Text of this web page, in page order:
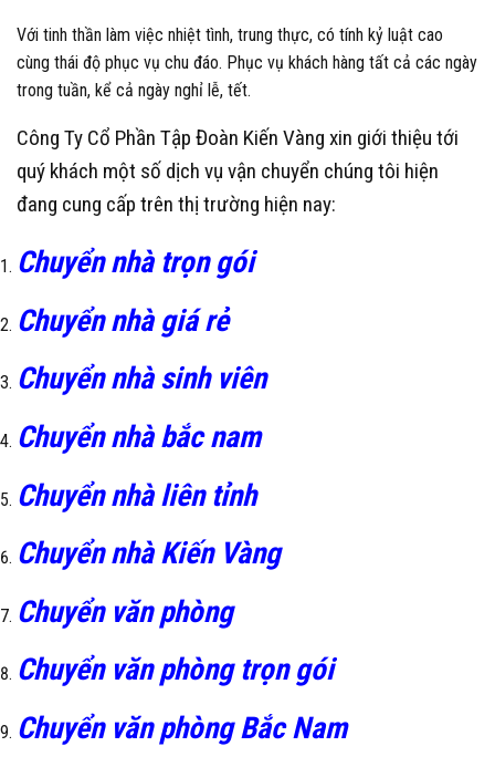
Với tinh thần làm việc nhiệt tình, trung thực, có tính kỷ luật cao
cùng thái độ phục vụ chu đáo. Phục vụ khách hàng tất cả các ngày
trong tuần, kể cả ngày nghỉ lễ, tết.
Công Ty Cổ Phần Tập Đoàn Kiến Vàng xin giới thiệu tới
quý khách một số dịch vụ vận chuyển chúng tôi hiện
đang cung cấp trên thị trường hiện nay:
Chuyển nhà trọn gói
Chuyển nhà giá rẻ
Chuyển nhà sinh viên
Chuyển nhà bắc nam
Chuyển nhà liên tỉnh
Chuyển nhà Kiến Vàng
Chuyển văn phòng
Chuyển văn phòng trọn gói
Chuyển văn phòng Bắc Nam